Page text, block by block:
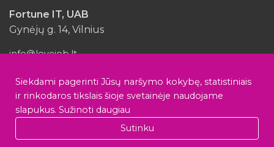
Turėjote patirties su šia įmone?
Vengerinė
Rašyti atsiliepimą
Fortune IT, UAB
Gynėjų g. 14, Vilnius
info@lovejob.lt
Siekdami pagerinti Jūsų naršymo kokybę, statistiniais
ir rinkodaros tikslais šioje svetainėje naudojame
slapukus. Sužinoti daugiau
Sutinku